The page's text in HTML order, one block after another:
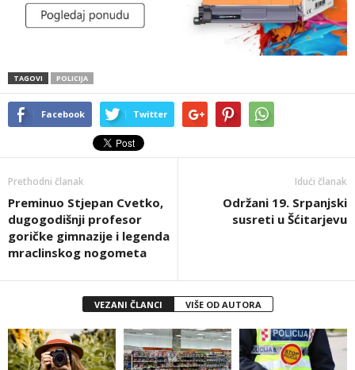
TAGOVI POLICIJA
Facebook Twitter
Prethodni članak
Preminuo Stjepan Cvetko,
dugogodišnji profesor
goričke gimnazije i legenda
mraclinskog nogometa
Idući članak
Održani 19. Srpanjski
susreti u Šćitarjevu
VEZANI ČLANCI VIŠE OD AUTORA